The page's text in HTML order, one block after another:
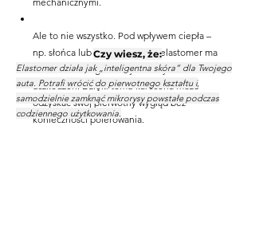
Ale to nie wszystko. Pod wpływem ciepła –
np. słońca lub gorącej wody – elastomer ma
zdolność do regeneracji drobnych
uszkodzeń. Dzięki temu karoseria może
odzyskać swój pierwotny wygląd bez
konieczności polerowania.
Czy wiesz, że:
Elastomer działa jak „inteligentna skóra” dla Twojego
auta. Potrafi wrócić do pierwotnego kształtu i
samodzielnie zamknąć mikrorysy powstałe podczas
codziennego użytkowania.